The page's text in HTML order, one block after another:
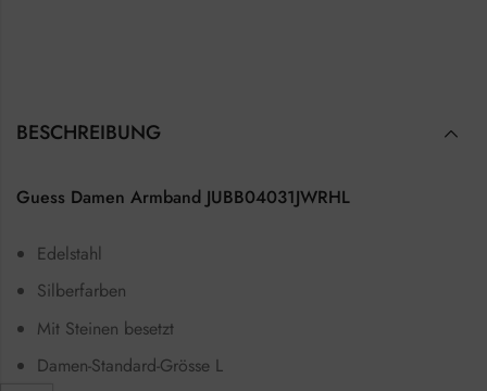
BESCHREIBUNG
Guess Damen Armband JUBB04031JWRHL
Edelstahl
Silberfarben
Mit Steinen besetzt
Damen-Standard-Grösse L